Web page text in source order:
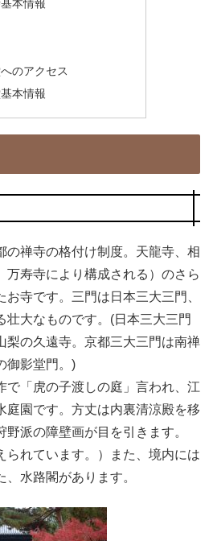
本情報
のアクセス
本情報
の禅寺の格付け制度。天龍寺、相
万寿寺により構成される）のさら
寺です。三門は日本三大三門、
壮大なものです。(日本三大三門
梨の久遠寺。京都三大三門は南禅
御影堂門。)
で「虎の子渡しの庭」言われ、江
庭園です。方丈は内裏清涼殿を移
野派の障壁画が目を引きます。
られています。）また、境内には
水路閣があります。